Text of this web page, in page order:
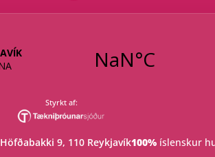
Styrkt af:
Höfðabakki 9, 110 Reykjavík100% íslenskur